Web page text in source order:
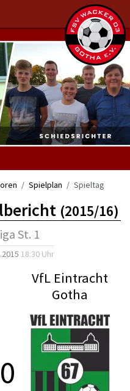
Spielplan Spieltag
(2015/16)
St. 1
18:30 Uhr
VfL Eintracht
Gotha
0